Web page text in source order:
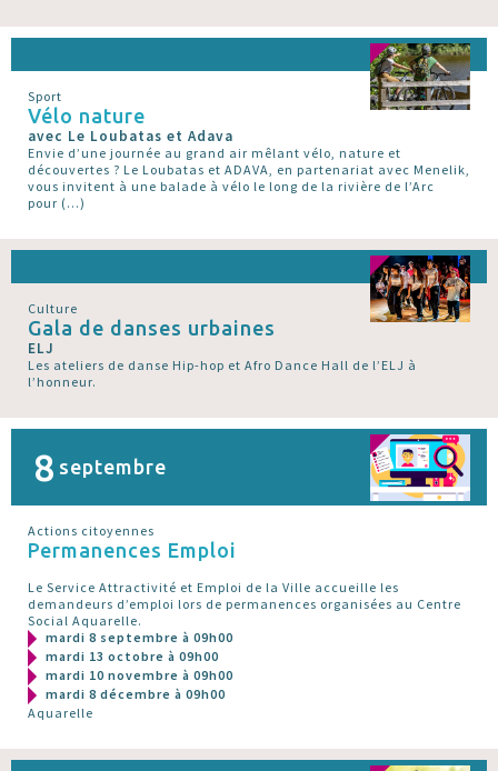
Sport
Vélo nature
avec Le Loubatas et Adava
Envie d’une journée au grand air mêlant vélo, nature et
découvertes ? Le Loubatas et ADAVA, en partenariat avec Menelik,
vous invitent à une balade à vélo le long de la rivière de l’Arc
pour (…)
Culture
Gala de danses urbaines
ELJ
Les ateliers de danse Hip-hop et Afro Dance Hall de l’ELJ à
l’honneur.
8 septembre
Actions citoyennes
Permanences Emploi
Le Service Attractivité et Emploi de la Ville accueille les
demandeurs d’emploi lors de permanences organisées au Centre
Social Aquarelle.
mardi 8 septembre à 09h00
mardi 13 octobre à 09h00
mardi 10 novembre à 09h00
mardi 8 décembre à 09h00
Aquarelle